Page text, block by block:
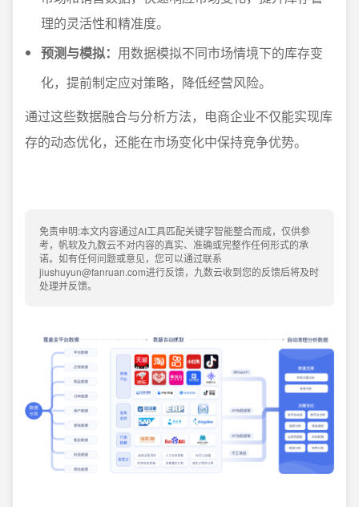
理的灵活性和精准度。
预测与模拟： 用数据模拟不同市场情境下的库存变
化，提前制定应对策略，降低经营风险。
通过这些数据融合与分析方法，电商企业不仅能实现库
存的动态优化，还能在市场变化中保持竞争优势。
免责申明:本文内容通过AI工具匹配关键字智能整合而成，仅供参
考，帆软及九数云不对内容的真实、准确或完整作任何形式的承
诺。如有任何问题或意见，您可以通过联系
jiushuyun@fanruan.com进行反馈，九数云收到您的反馈后将及时
处理并反馈。